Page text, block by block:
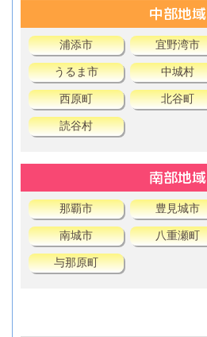
中部地域
浦添市 宜野湾市
うるま市 中城村
西原町 北谷町
読谷村
南部地域
那覇市 豊見城市
南城市 八重瀬町
与那原町